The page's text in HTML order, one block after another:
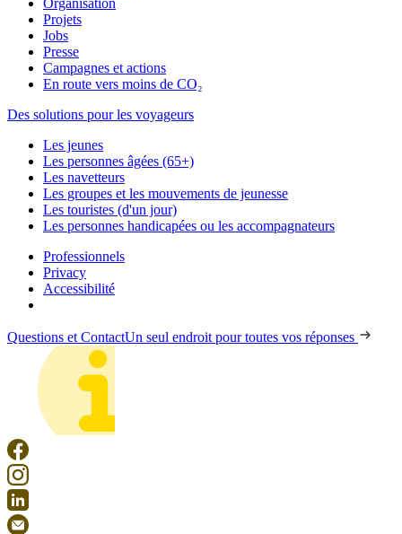
Organisation
Projets
Jobs
Presse
Campagnes et actions
En route vers moins de CO₂
Des solutions pour les voyageurs
Les jeunes
Les personnes âgées (65+)
Les navetteurs
Les groupes et les mouvements de jeunesse
Les touristes (d'un jour)
Les personnes handicapées ou les accompagnateurs
Professionnels
Privacy
Accessibilité
Questions et ContactUn seul endroit pour toutes vos réponses